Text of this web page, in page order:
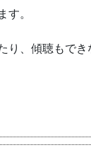
す。
、傾聴もでき